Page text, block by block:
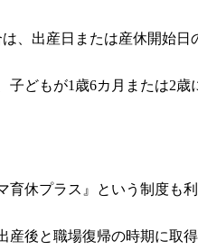
、出産日または産休開始日
どもが1歳6カ月または2
休プラス』という制度も利
後と職場復帰の時期に取